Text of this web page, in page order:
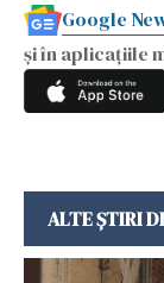
Google
și în aplicațiile
ALTE ȘTIRI